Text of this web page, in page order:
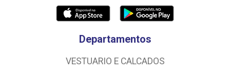
Departamentos
VESTUARIO E CALCADOS